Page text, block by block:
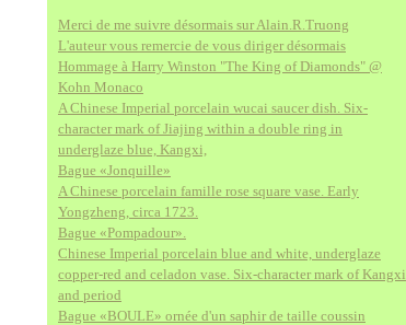
Merci de me suivre désormais sur Alain.R.Truong
L'auteur vous remercie de vous diriger désormais
Hommage à Harry Winston "The King of Diamonds" @
Kohn Monaco
A Chinese Imperial porcelain wucai saucer dish. Six-
character mark of Jiajing within a double ring in
underglaze blue, Kangxi,
Bague «Jonquille»
A Chinese porcelain famille rose square vase. Early
Yongzheng, circa 1723.
Bague «Pompadour».
Chinese Imperial porcelain blue and white, underglaze
copper-red and celadon vase. Six-character mark of Kangxi
and period
Bague «BOULE» ornée d'un saphir de taille coussin